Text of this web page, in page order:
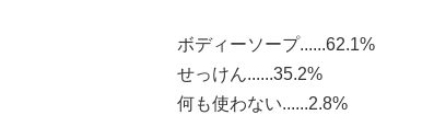
ボディーソープ......62.1%
せっけん......35.2%
何も使わない......2.8%